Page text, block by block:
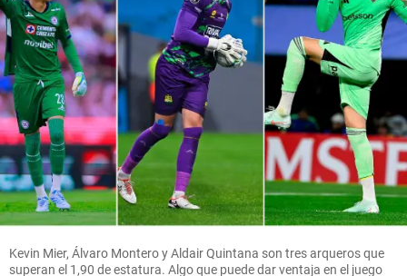
Kevin Mier, Álvaro Montero y Aldair Quintana son tres arqueros que
superan el 1,90 de estatura. Algo que puede dar ventaja en el juego